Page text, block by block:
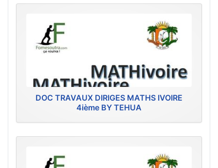
DOC TRAVAUX DIRIGES MATHS IVOIRE
4ième BY TEHUA